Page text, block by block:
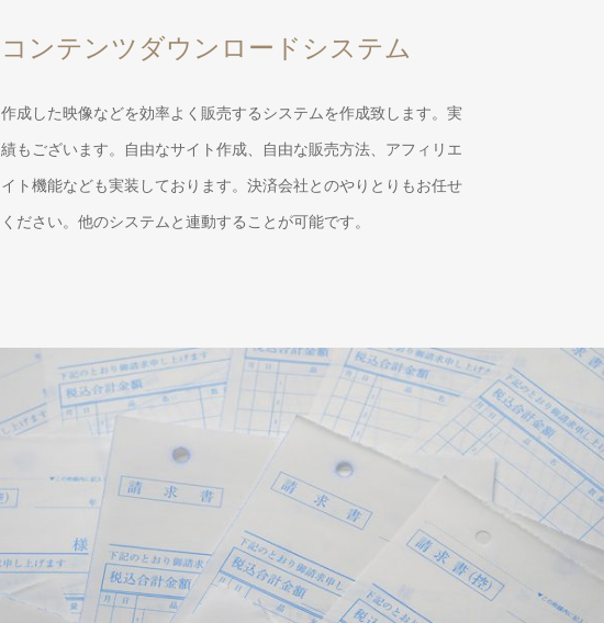
コンテンツダウンロードシステム
作成した映像などを効率よく販売するシステムを作成致します。実
績もございます。自由なサイト作成、自由な販売方法、アフィリエ
イト機能なども実装しております。決済会社とのやりとりもお任せ
ください。他のシステムと連動することが可能です。